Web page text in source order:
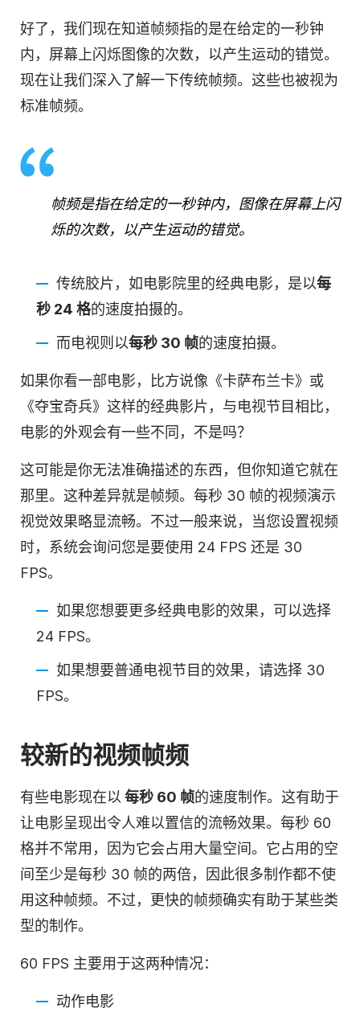
好了，我们现在知道帧频指的是在给定的一秒钟
内，屏幕上闪烁图像的次数，以产生运动的错觉。
现在让我们深入了解一下传统帧频。这些也被视为
标准帧频。
帧频是指在给定的一秒钟内，图像在屏幕上闪
烁的次数，以产生运动的错觉。
传统胶片，如电影院里的经典电影，是以每
秒 24 格的速度拍摄的。
而电视则以每秒 30 帧的速度拍摄。
如果你看一部电影，比方说像《卡萨布兰卡》或
《夺宝奇兵》这样的经典影片，与电视节目相比，
电影的外观会有一些不同，不是吗？
这可能是你无法准确描述的东西，但你知道它就在
那里。这种差异就是帧频。每秒 30 帧的视频演示
视觉效果略显流畅。不过一般来说，当您设置视频
时，系统会询问您是要使用 24 FPS 还是 30
FPS。
如果您想要更多经典电影的效果，可以选择
24 FPS。
如果想要普通电视节目的效果，请选择 30
FPS。
较新的视频帧频
有些电影现在以 每秒 60 帧的速度制作。这有助于
让电影呈现出令人难以置信的流畅效果。每秒 60
格并不常用，因为它会占用大量空间。它占用的空
间至少是每秒 30 帧的两倍，因此很多制作都不使
用这种帧频。不过，更快的帧频确实有助于某些类
型的制作。
60 FPS 主要用于这两种情况：
动作电影